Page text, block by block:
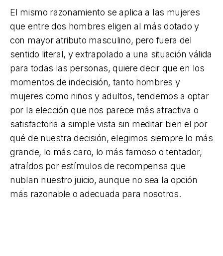
El mismo razonamiento se aplica a las mujeres
que entre dos hombres eligen al más dotado y
con mayor atributo masculino, pero fuera del
sentido literal, y extrapolado a una situación válida
para todas las personas, quiere decir que en los
momentos de indecisión, tanto hombres y
mujeres como niños y adultos, tendemos a optar
por la elección que nos parece más atractiva o
satisfactoria a simple vista sin meditar bien el por
qué de nuestra decisión, elegimos siempre lo más
grande, lo más caro, lo más famoso o tentador,
atraídos por estímulos de recompensa que
nublan nuestro juicio, aunque no sea la opción
más razonable o adecuada para nosotros.